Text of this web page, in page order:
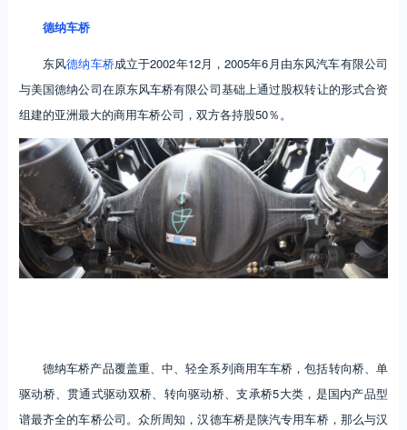
德纳车桥
东风德纳车桥成立于2002年12月，2005年6月由东风汽车有限公司
与美国德纳公司在原东风车桥有限公司基础上通过股权转让的形式合资
组建的亚洲最大的商用车桥公司，双方各持股50％。
德纳车桥产品覆盖重、中、轻全系列商用车车桥，包括转向桥、单
驱动桥、贯通式驱动双桥、转向驱动桥、支承桥5大类，是国内产品型
谱最齐全的车桥公司。众所周知，汉德车桥是陕汽专用车桥，那么与汉